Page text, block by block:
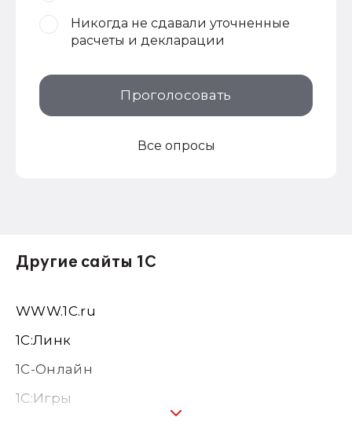
Никогда не сдавали уточненные
расчеты и декларации
Проголосовать
Все опросы
Другие сайты 1С
WWW.1С.ru
1С:Линк
1С-Онлайн
1C:Игры